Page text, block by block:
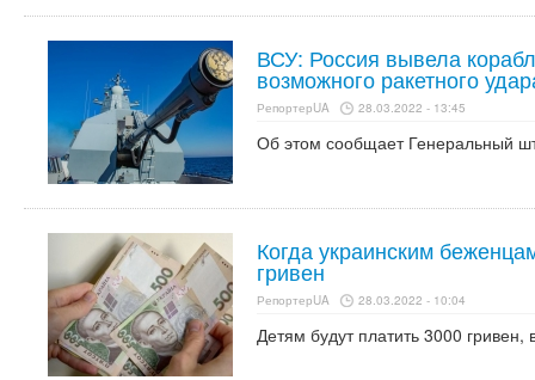
ВСУ: Россия вывела
возможного ракетного
РепортерUA 28.03.2022 - 13:45
Об этом сообщает Генеральный
Когда украинским
гривен
РепортерUA 28.03.2022 - 10:04
Детям будут платить 3000